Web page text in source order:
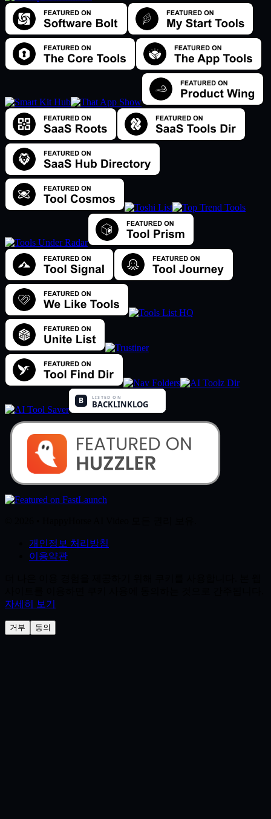
개인정보 처리방침
이용약관
자세히 보기
거부 동의